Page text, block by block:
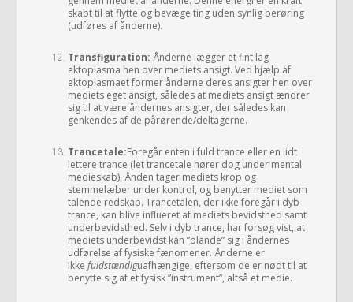
skabt til at flytte og bevæge ting uden synlig berøring
(udføres af ånderne).
Transfiguration: Ånderne lægger et fint lag
ektoplasma hen over mediets ansigt. Ved hjælp af
ektoplasmaet former ånderne deres ansigter hen over
mediets eget ansigt, således at mediets ansigt ændrer
sig til at være åndernes ansigter, der således kan
genkendes af de pårørende/deltagerne.
Trancetale:Foregår enten i fuld trance eller en lidt
lettere trance (let trancetale hører dog under mental
medieskab). Ånden tager mediets krop og
stemmelæber under kontrol, og benytter mediet som
talende redskab. Trancetalen, der ikke foregår i dyb
trance, kan blive influeret af mediets bevidsthed samt
underbevidsthed. Selv i dyb trance, har forsøg vist, at
mediets underbevidst kan ”blande” sig i åndernes
udførelse af fysiske fænomener. Ånderne er
ikke fuldstændiguafhængige, eftersom de er nødt til at
benytte sig af et fysisk ”instrument”, altså et medie.